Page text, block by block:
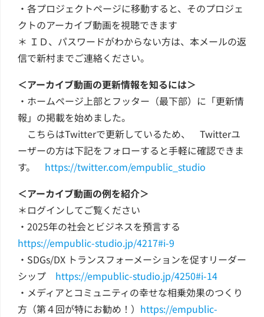
・各プロジェクトページに移動すると、そのプロジェ
クトのアーカイブ動画を視聴できます
＊ ＩＤ、パスワードがわからない方は、本メールの返
信で新村までご連絡ください。
＜アーカイブ動画の更新情報を知るには＞
・ホームページ上部とフッター（最下部）に「更新情
報」の掲載を始めました。
こちらはTwitterで更新しているため、 Twitterユ
ーザーの方は下記をフォローすると手軽に確認できま
す。 https://twitter.com/empublic_studio
＜アーカイブ動画の例を紹介＞
＊ログインしてご覧ください
・2025年の社会とビジネスを預言する
https://empublic-studio.jp/4217#i-9
・SDGs/DX トランスフォーメーションを促すリーダー
シップ https://empublic-studio.jp/4250#i-14
・メディアとコミュニティの幸せな相乗効果のつくり
方（第４回が特にお勧め！） https://empublic-